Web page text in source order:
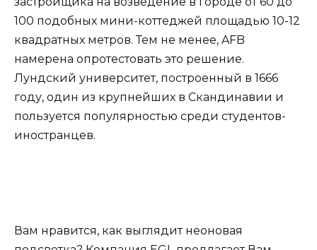
100 подобных мини-коттеджей площадью 10-12
квадратных метров. Тем не менее, AFB
намерена опротестовать это решение.
Лундский университет, построенный в 1666
году, один из крупнейших в Скандинавии и
пользуется популярностью среди студентов-
иностранцев.
Вам нравится, как выглядит неоновая